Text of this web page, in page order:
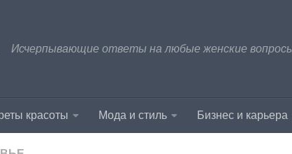
Исчерпывающие ответы на любые женские
красоты Мода и стиль Бизнес и карьера